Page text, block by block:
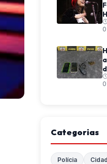
Categorias
Polícia